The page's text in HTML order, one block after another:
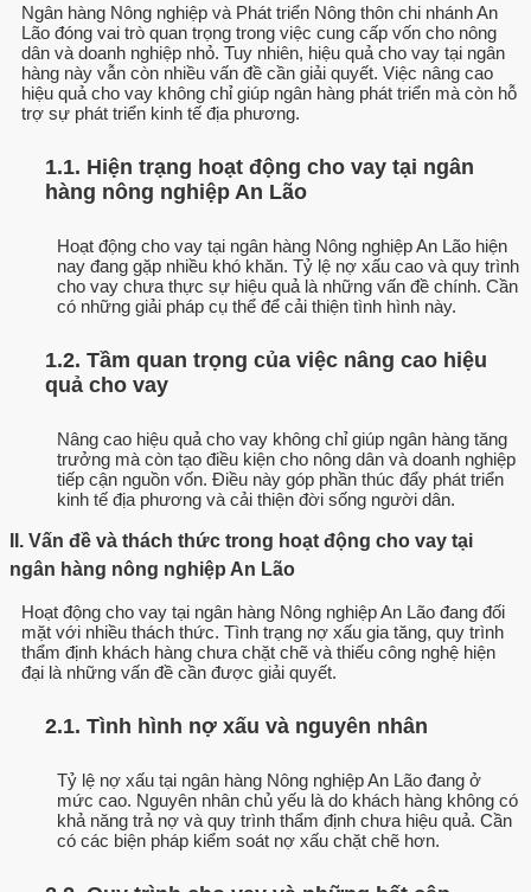
Ngân hàng Nông nghiệp và Phát triển Nông thôn chi nhánh An
Lão đóng vai trò quan trọng trong việc cung cấp vốn cho nông
dân và doanh nghiệp nhỏ. Tuy nhiên, hiệu quả cho vay tại ngân
hàng này vẫn còn nhiều vấn đề cần giải quyết. Việc nâng cao
hiệu quả cho vay không chỉ giúp ngân hàng phát triển mà còn hỗ
trợ sự phát triển kinh tế địa phương.
1.1. Hiện trạng hoạt động cho vay tại ngân
hàng nông nghiệp An Lão
Hoạt động cho vay tại ngân hàng Nông nghiệp An Lão hiện
nay đang gặp nhiều khó khăn. Tỷ lệ nợ xấu cao và quy trình
cho vay chưa thực sự hiệu quả là những vấn đề chính. Cần
có những giải pháp cụ thể để cải thiện tình hình này.
1.2. Tầm quan trọng của việc nâng cao hiệu
quả cho vay
Nâng cao hiệu quả cho vay không chỉ giúp ngân hàng tăng
trưởng mà còn tạo điều kiện cho nông dân và doanh nghiệp
tiếp cận nguồn vốn. Điều này góp phần thúc đẩy phát triển
kinh tế địa phương và cải thiện đời sống người dân.
II. Vấn đề và thách thức trong hoạt động cho vay tại
ngân hàng nông nghiệp An Lão
Hoạt động cho vay tại ngân hàng Nông nghiệp An Lão đang đối
mặt với nhiều thách thức. Tình trạng nợ xấu gia tăng, quy trình
thẩm định khách hàng chưa chặt chẽ và thiếu công nghệ hiện
đại là những vấn đề cần được giải quyết.
2.1. Tình hình nợ xấu và nguyên nhân
Tỷ lệ nợ xấu tại ngân hàng Nông nghiệp An Lão đang ở
mức cao. Nguyên nhân chủ yếu là do khách hàng không có
khả năng trả nợ và quy trình thẩm định chưa hiệu quả. Cần
có các biện pháp kiểm soát nợ xấu chặt chẽ hơn.